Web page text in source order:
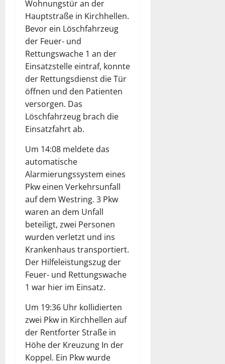
Wohnungstür an der
Hauptstraße in Kirchhellen.
Bevor ein Löschfahrzeug
der Feuer- und
Rettungswache 1 an der
Einsatzstelle eintraf, konnte
der Rettungsdienst die Tür
öffnen und den Patienten
versorgen. Das
Löschfahrzeug brach die
Einsatzfahrt ab.
Um 14:08 meldete das
automatische
Alarmierungssystem eines
Pkw einen Verkehrsunfall
auf dem Westring. 3 Pkw
waren an dem Unfall
beteiligt, zwei Personen
wurden verletzt und ins
Krankenhaus transportiert.
Der Hilfeleistungszug der
Feuer- und Rettungswache
1 war hier im Einsatz.
Um 19:36 Uhr kollidierten
zwei Pkw in Kirchhellen auf
der Rentforter Straße in
Höhe der Kreuzung In der
Koppel. Ein Pkw wurde